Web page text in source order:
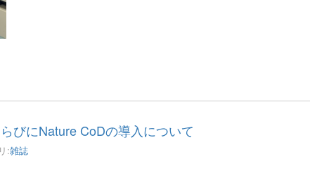
びにNature CoDの導入について
:雑誌